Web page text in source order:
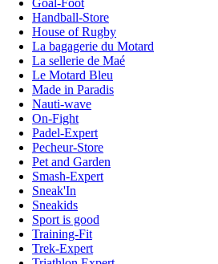
Handball-Store
House of Rugby
La bagagerie du Motard
La sellerie de Maé
Le Motard Bleu
Made in Paradis
Nauti-wave
On-Fight
Padel-Expert
Pecheur-Store
Pet and Garden
Smash-Expert
Sneak'In
Sneakids
Sport is good
Training-Fit
Trek-Expert